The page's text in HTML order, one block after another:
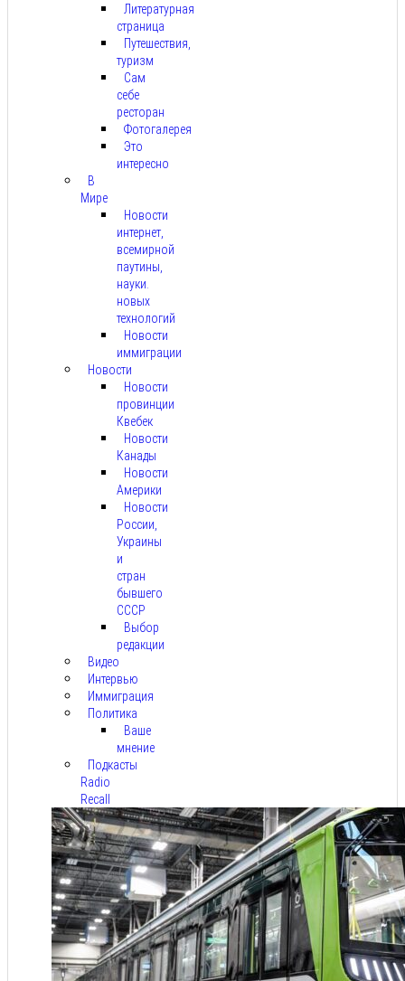
Литературная
страница
Путешествия,
туризм
Сам
себе
ресторан
Фотогалерея
Это
интересно
В
Мире
Новости
интернет,
всемирной
паутины,
науки.
новых
технологий
Новости
иммиграции
Новости
Новости
провинции
Квебек
Новости
Канады
Новости
Америки
Новости
России,
Украины
и
стран
бывшего
СССР
Выбор
редакции
Видео
Интервью
Иммиграция
Политика
Ваше
мнение
Подкасты
Radio
Recall